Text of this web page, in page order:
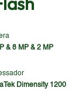
& 8 MP & 2 MP
Dimensity 1200